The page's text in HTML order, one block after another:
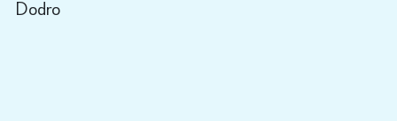
Dodro